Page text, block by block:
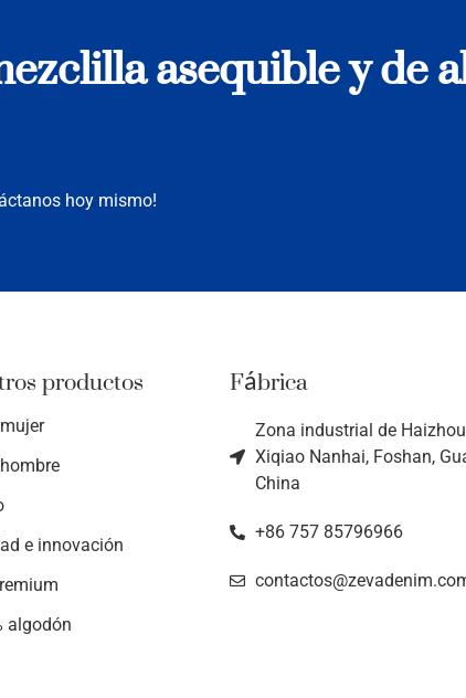
asequible y de
hoy mismo!
productos
e innovación
algodón
Fábrica
Zona industrial de
Xiqiao Nanhai, Foshan,
China
+86 757 85796966